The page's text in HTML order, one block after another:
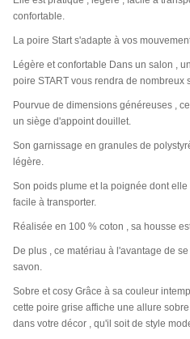
confortable.
La poire Start s'adapte à vos
Légère et confortable Dans un salon ,
poire START vous rendra de nombreux
Pourvue de dimensions généreuses ,
un siège d'appoint douillet.
Son garnissage en granules de
légère.
Son poids plume et la poignée dont
facile à transporter.
Réalisée en 100 % coton , sa housse
De plus , ce matériau à l'avantage de
savon.
Sobre et cosy Grâce à sa couleur
cette poire grise affiche une allure
dans votre décor , qu'il soit de style